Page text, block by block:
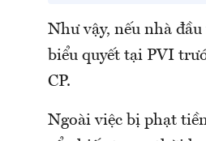
Như vậy, nếu nhà
biểu quyết tại PVI
CP.
Ngoài việc bị phạt